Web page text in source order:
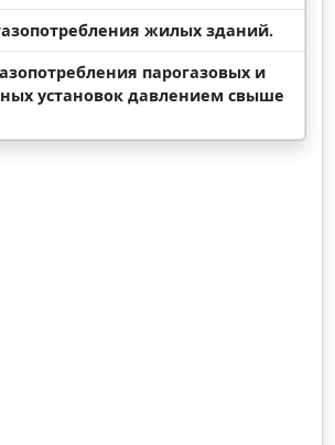
жилых зданий.
парогазовых и
установок давлением свыше